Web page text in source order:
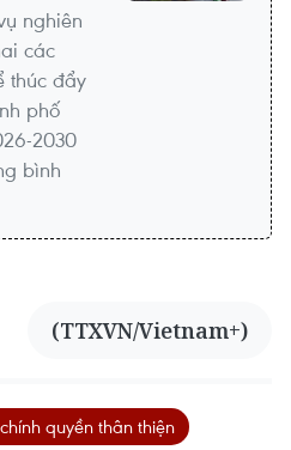
nghiên
các
thúc đẩy
phố
2030
bình
(TTXVN/Vietnam+)
quyền thân thiện